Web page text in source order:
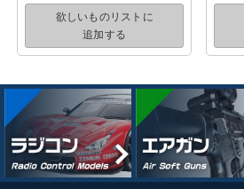
欲しいものリストに
追加する